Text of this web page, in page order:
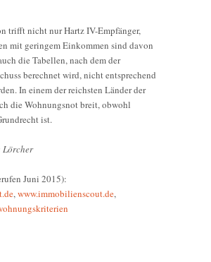
trifft nicht nur Hartz IV-Empfänger,
mit geringem Einkommen sind davon
die Tabellen, nach dem der
berechnet wird, nicht entsprechend
In einem der reichsten Länder der
die Wohnungsnot breit, obwohl
ist.
Lörcher
Juni 2015):
,www.immobilienscout.de,